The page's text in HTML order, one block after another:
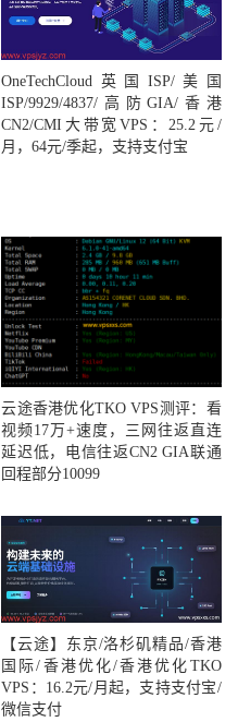
OneTechCloud英国ISP/美国
ISP/9929/4837/高防GIA/香港
CN2/CMI大带宽VPS：25.2元/
月，64元/季起，支持支付宝
云途香港优化TKO VPS测评：看
视频17万+速度，三网往返直连
延迟低，电信往返CN2 GIA联通
回程部分10099
【云途】东京/洛杉矶精品/香港
国际/香港优化/香港优化TKO
VPS：16.2元/月起，支持支付宝/
微信支付